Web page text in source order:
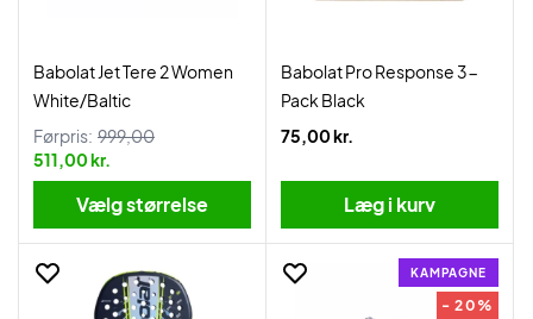
Babolat Jet Tere 2 Women
White/Baltic
Førpris: 999,00
511,00 kr.
Vælg størrelse
Babolat Pro Response 3-
Pack Black
75,00 kr.
Læg i kurv
KAMPAGNE
- 20%